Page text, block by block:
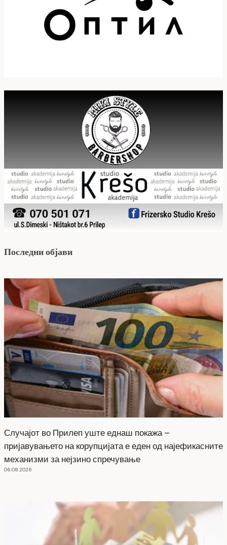
Последни објави
Случајот во Прилеп уште еднаш покажа –
пријавувањето на корупцијата е еден од најефикасните
механизми за нејзино спречување
06.08.2026